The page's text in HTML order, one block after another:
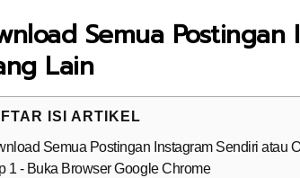
Semua
Lain
ISI ARTIKEL
Semua Postingan Instagram Sendiri atau
1 - Buka Browser Google Chrome